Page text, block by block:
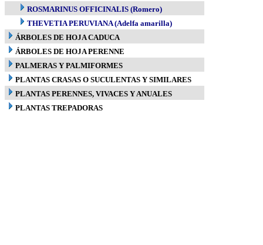
ROSMARINUS OFFICINALIS (Romero)
THEVETIA PERUVIANA (Adelfa amarilla)
ÁRBOLES DE HOJA CADUCA
ÁRBOLES DE HOJA PERENNE
PALMERAS Y PALMIFORMES
PLANTAS CRASAS O SUCULENTAS Y SIMILARES
PLANTAS PERENNES, VIVACES Y ANUALES
PLANTAS TREPADORAS